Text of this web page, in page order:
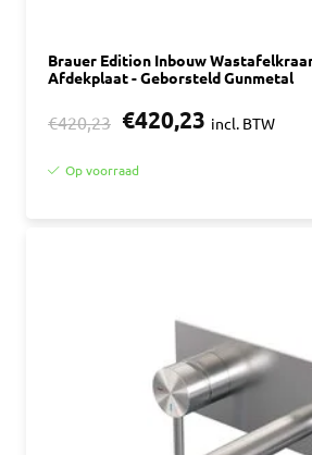
Brauer Edition Inbouw
Afdekplaat - Geborsteld Gunmetal
€420,23 €420,23 incl. BTW
Op voorraad